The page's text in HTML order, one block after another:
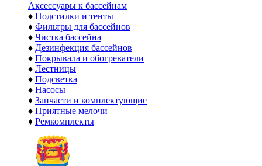
Аксессуары к бассейнам
♦ Подстилки и тенты
♦ Фильтры для бассейнов
♦ Чистка бассейна
♦ Дезинфекция бассейнов
♦ Покрывала и обогреватели
♦ Лестницы
♦ Подсветка
♦ Насосы
♦ Запчасти и комплектующие
♦ Приятные мелочи
♦ Ремкомплекты